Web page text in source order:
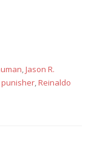
,Jason R.
punisher,Reinaldo